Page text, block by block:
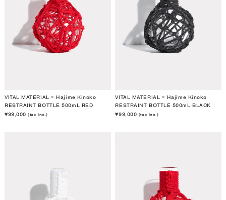
VITAL MATERIAL × Hajime Kinoko
RESTRAINT BOTTLE 500mL RED
¥99,000 (tax inc.)
VITAL MATERIAL × Hajime Kinoko
RESTRAINT BOTTLE 500mL BLACK
¥99,000 (tax inc.)